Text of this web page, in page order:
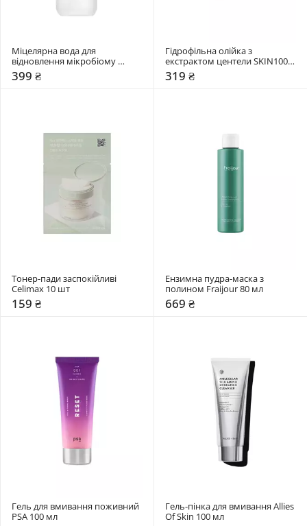
Міцелярна вода для
відновлення мікробіому
Hollyskin 400 мл
399 ₴
Гідрофільна олійка з
екстрактом центели SKIN1004
30 мл
319 ₴
Тонер-пади заспокійливі
Celimax 10 шт
159 ₴
Ензимна пудра-маска з
полином Fraijour 80 мл
669 ₴
Гель для вмивання поживний
PSA 100 мл
Гель-пінка для вмивання Allies
Of Skin 100 мл